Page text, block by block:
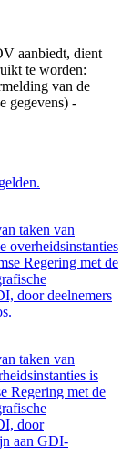
aanbiedt, dient
te worden:
van de
gegevens) -
taken van
overheidsinstanties
Regering met de
door deelnemers
taken van
is
Regering met de
door
aan GDI-